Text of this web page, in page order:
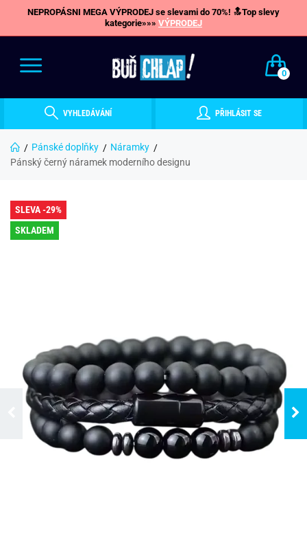
NEPROPÁSNI MEGA VÝPRODEJ se slevami do 70%! 🔝Top slevy
kategorie»»» VÝPRODEJ
0
VYHLEDÁVÁNÍ PŘIHLÁSIT SE
Pánské doplňky
Náramky
Pánský černý náramek moderního designu
SLEVA -29%
SKLADEM